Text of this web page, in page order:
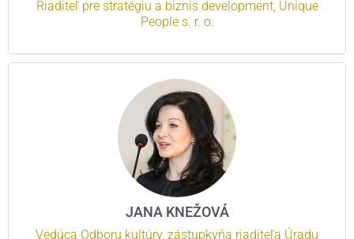
Riaditeľ pre stratégiu a biznis development, Unique
People s. r. o.
JANA KNEŽOVÁ
Vedúca Odboru kultúry, zástupkyňa riaditeľa Úradu